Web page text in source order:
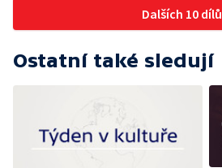
Dalších 10 dílů
Ostatní také sledují